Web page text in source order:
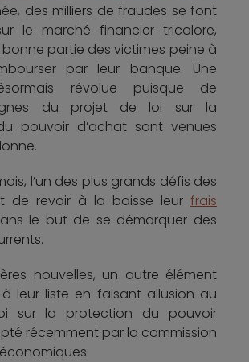
des milliers de fraudes se font
le marché financier tricolore,
bonne partie des victimes peine à
par leur banque. Une
révolue puisque de
du projet de loi sur la
pouvoir d’achat sont venues
l’un des plus grands défis des
de revoir à la baisse leur frais
le but de se démarquer des
nouvelles, un autre élément
à leur liste en faisant allusion au
sur la protection du pouvoir
récemment par la commission